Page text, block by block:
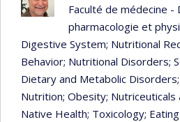
Faculté de médecine
pharmacologie et
Digestive System; Nutritional
Behavior; Nutritional Disorders;
Dietary and Metabolic Disorders
Nutrition; Obesity; Nutriceuticals
Native Health; Toxicology;